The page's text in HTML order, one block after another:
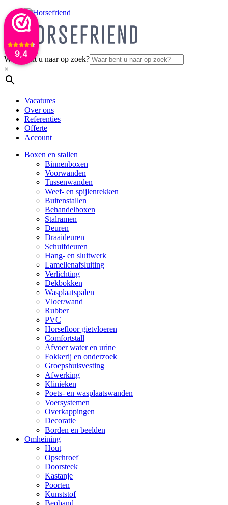
9,4
Waar bent u naar op zoek?
×
Vacatures
Over ons
Referenties
Offerte
Account
Boxen en stallen
Binnenboxen
Voorwanden
Tussenwanden
Weef- en spijlenrekken
Buitenstallen
Behandelboxen
Stalramen
Deuren
Draaideuren
Schuifdeuren
Hang- en sluitwerk
Lamellenafsluiting
Verlichting
Dekbokken
Wasplaatspalen
Vloer/wand
Rubber
PVC
Horsefloor gietvloeren
Comfortstall
Afvoer water en urine
Fokkerij en onderzoek
Groepshuisvesting
Afwerking
Klinieken
Poets- en wasplaatswanden
Voersystemen
Overkappingen
Decoratie
Borden en beelden
Omheining
Hout
Opschroef
Doorsteek
Kastanje
Poorten
Kunststof
Beoband